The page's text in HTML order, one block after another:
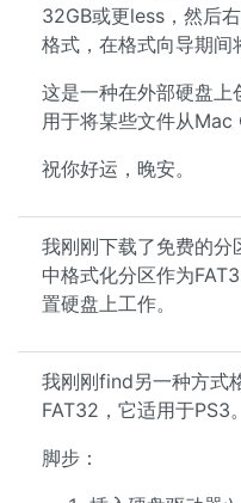
32GB或更less，然后
格式，在格式向导期间
这是一种在外部硬盘上
用于将某些文件从Mac
祝你好运，晚安。
我刚刚下载了免费的
中格式化分区作为
置硬盘上工作。
我刚刚find另一种方式
FAT32，它适用于
脚步：